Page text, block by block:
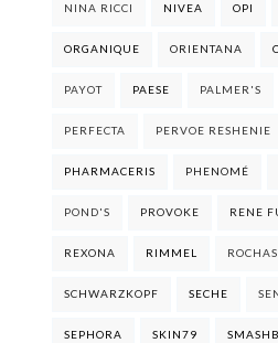
NINA RICCI NIVEA OPI
ORGANIQUE ORIENTANA
PAYOT PAESE PALMER'S
PERFECTA PERVOE RESHENIE
PHARMACERIS PHENOMÉ
POND'S PROVOKE RENE
REXONA RIMMEL ROCHAS
SCHWARZKOPF SECHE
SEPHORA SKIN79